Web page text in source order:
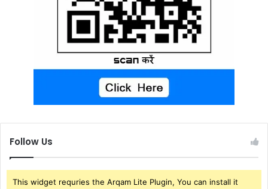
Follow Us
This widget requries the Arqam Lite Plugin, You can install it